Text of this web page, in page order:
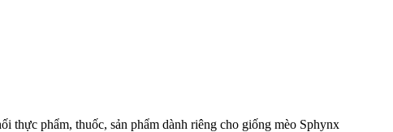
thực phẩm, thuốc, sản phẩm dành riêng cho giống mèo Sphynx